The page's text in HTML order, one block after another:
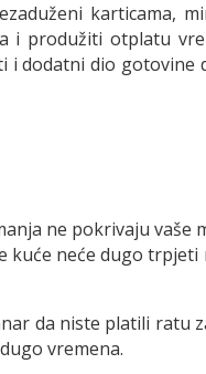
karticama,
i produžiti otplatu
dodatni dio gotovine
ne pokrivaju vaše
neće dugo trpjeti
da niste platili ratu
vremena.